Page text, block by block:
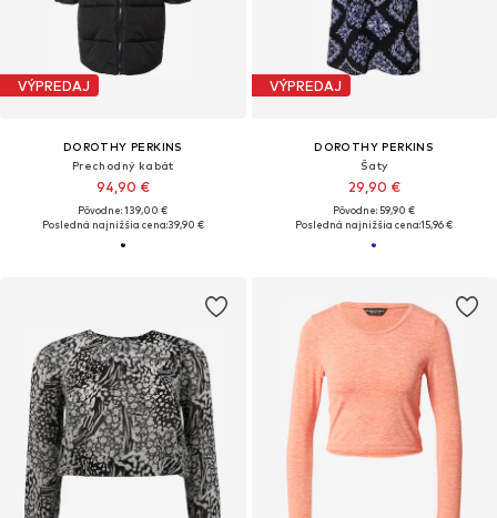
VÝPREDAJ
DOROTHY PERKINS
Prechodný kabát
94,90 €
Pôvodne: 139,00 €
Posledná najnižšia cena:39,90 €
VÝPREDAJ
DOROTHY PERKINS
Šaty
29,90 €
Pôvodne: 59,90 €
Posledná najnižšia cena:15,96 €